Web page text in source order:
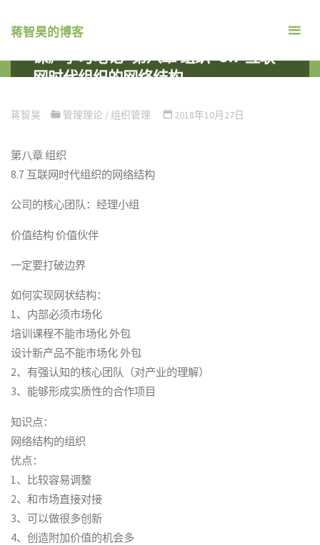
蒋智昊的博客
关于陈春花老师《管理者的50堂必修
课》学习笔记-第八章 组织-8.7 互联
网时代组织的网络结构
修课》学习笔记-第八章 组织-8.7 互联网时代组织的网络结构
蒋智昊 管理理论 / 组织管理 2018年10月27日
第八章 组织
8.7 互联网时代组织的网络结构
公司的核心团队：经理小组
价值结构 价值伙伴
一定要打破边界
如何实现网状结构：
1、内部必须市场化
培训课程不能市场化 外包
设计新产品不能市场化 外包
2、有强认知的核心团队（对产业的理解）
3、能够形成实质性的合作项目
知识点：
网络结构的组织
优点：
1、比较容易调整
2、和市场直接对接
3、可以做很多创新
4、创造附加价值的机会多